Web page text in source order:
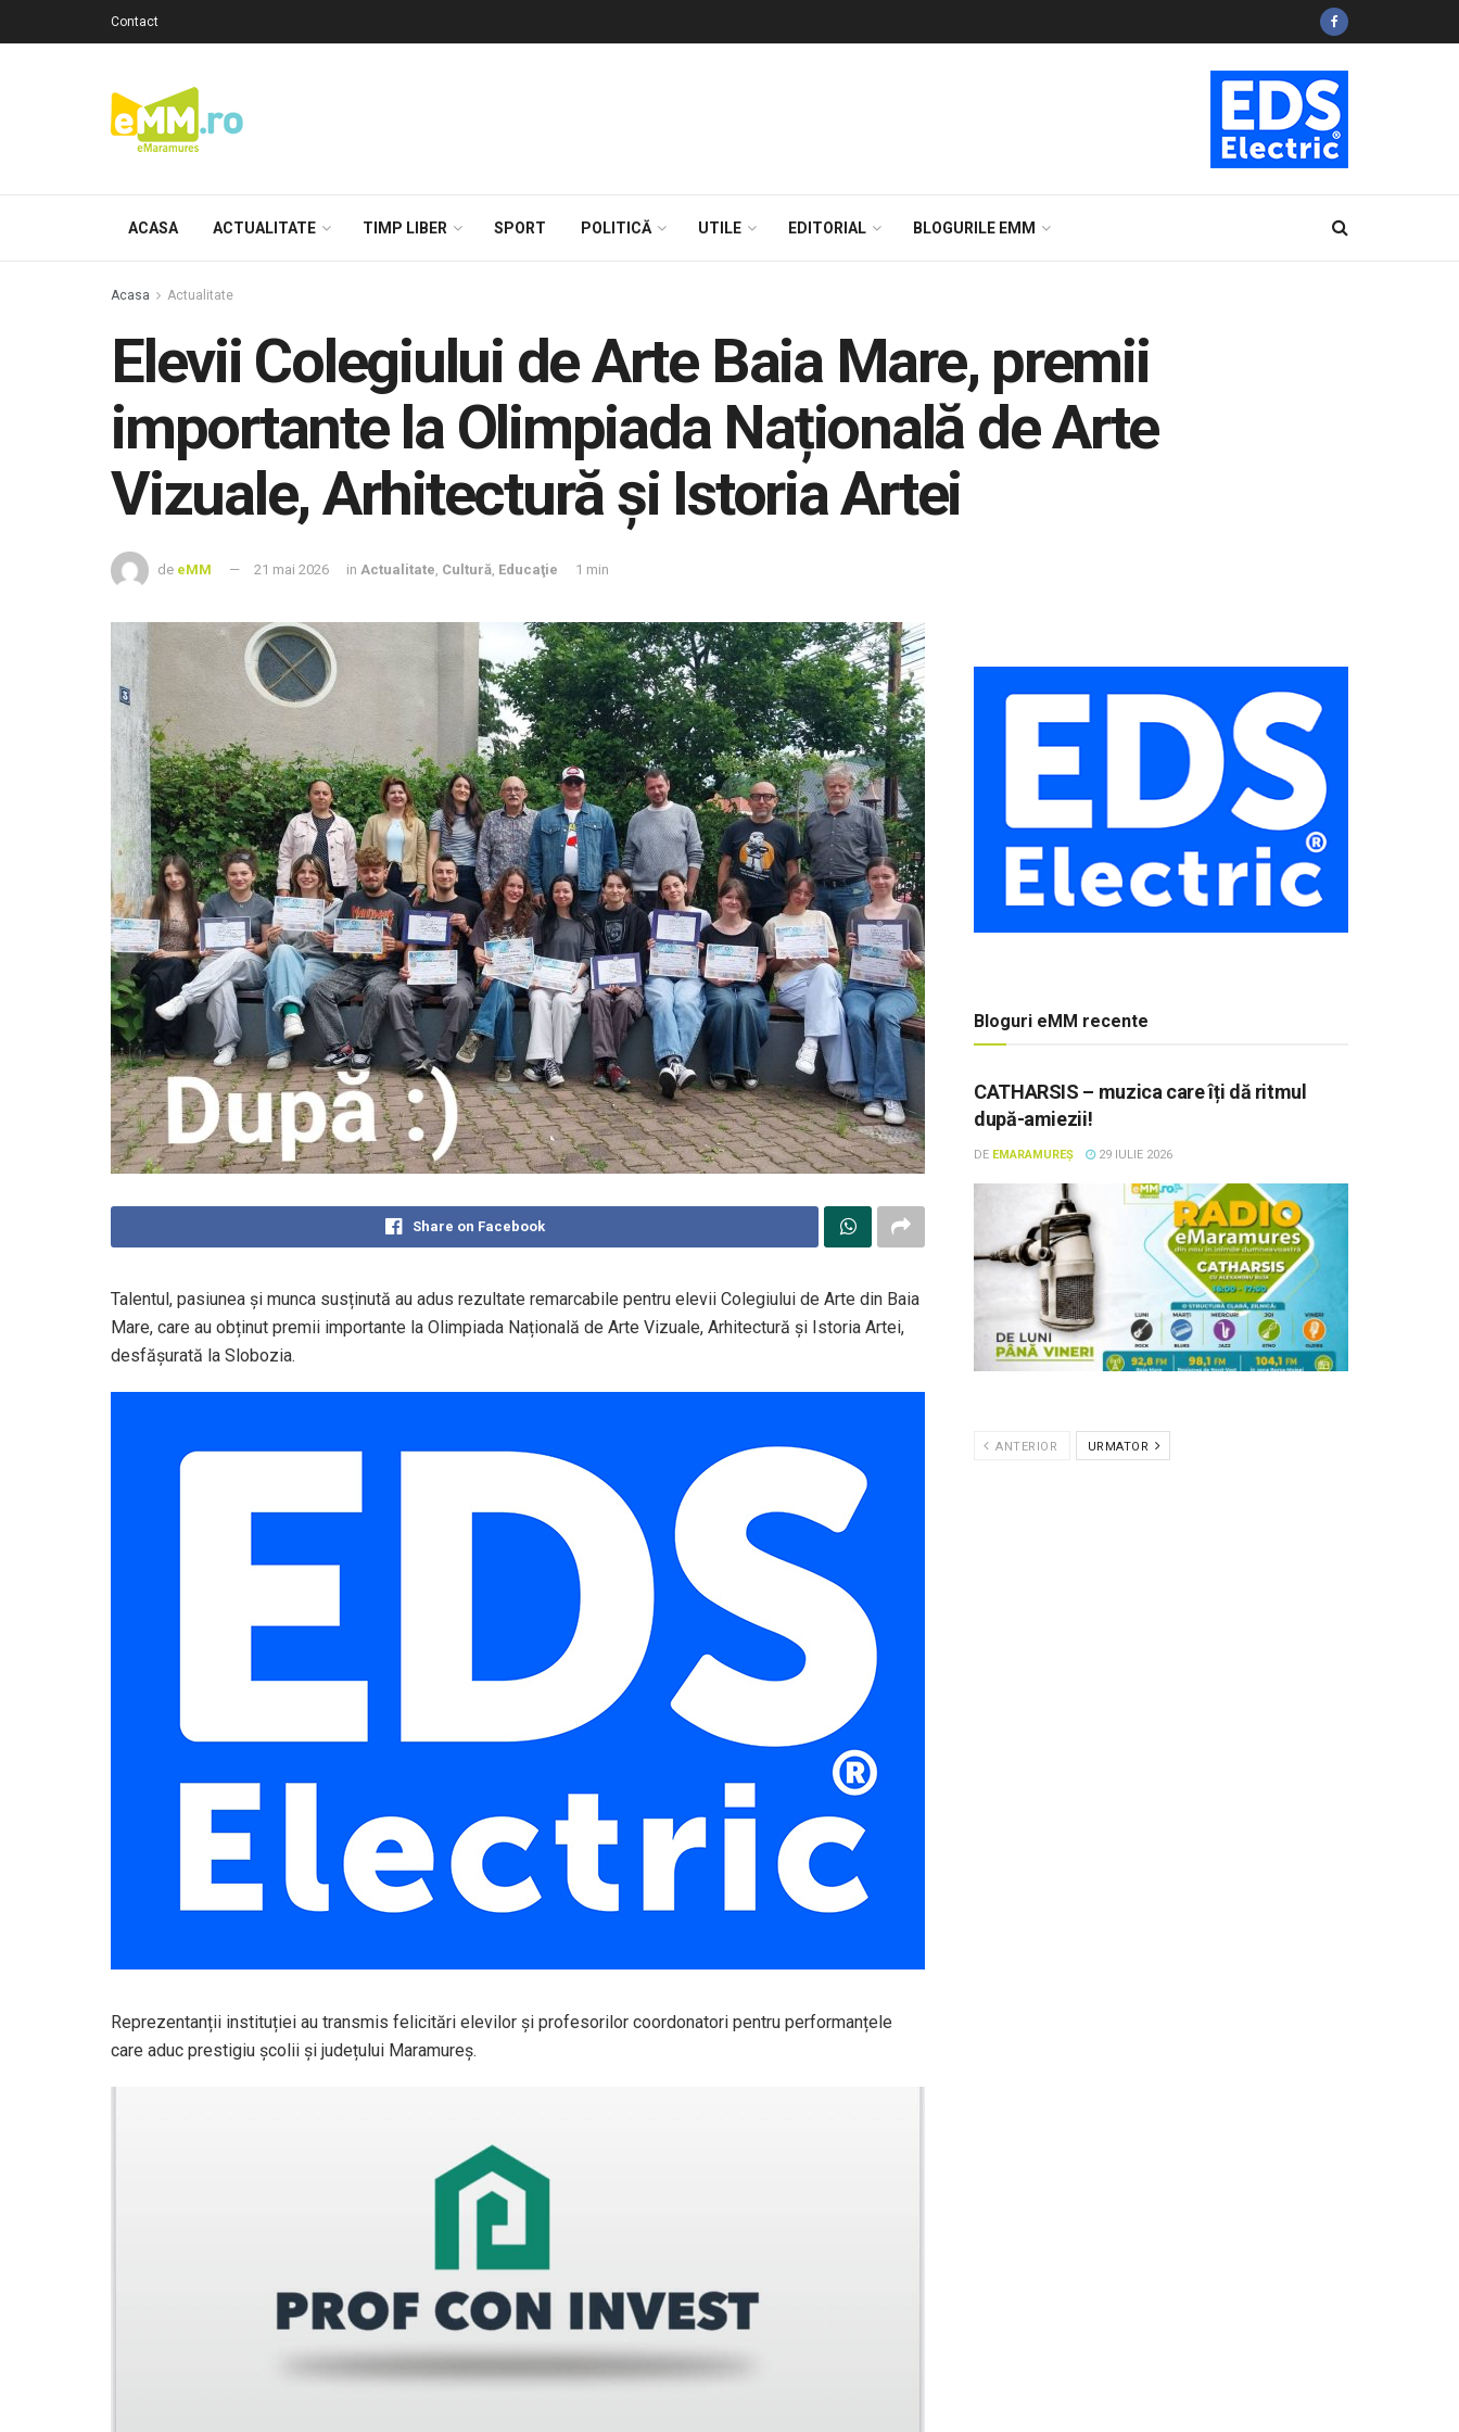
Contact
ACASA ACTUALITATE TIMP LIBER SPORT POLITICĂ UTILE EDITORIAL BLOGURILE EMM
Acasa Actualitate
Elevii Colegiului de Arte Baia Mare, premii
importante la Olimpiada Națională de Arte
Vizuale, Arhitectură și Istoria Artei
de eMM 21 mai 2026 in Actualitate, Cultură, Educaţie 1 min
Share on Facebook
Talentul, pasiunea și munca susținută au adus rezultate remarcabile pentru elevii Colegiului de Arte din Baia
Mare, care au obținut premii importante la Olimpiada Națională de Arte Vizuale, Arhitectură și Istoria Artei,
desfășurată la Slobozia.
Reprezentanții instituției au transmis felicitări elevilor și profesorilor coordonatori pentru performanțele
care aduc prestigiu școlii și județului Maramureș.
Bloguri eMM recente
CATHARSIS – muzica care îți dă ritmul
după-amiezii!
DE EMARAMUREȘ 29 IULIE 2026
ANTERIOR URMATOR